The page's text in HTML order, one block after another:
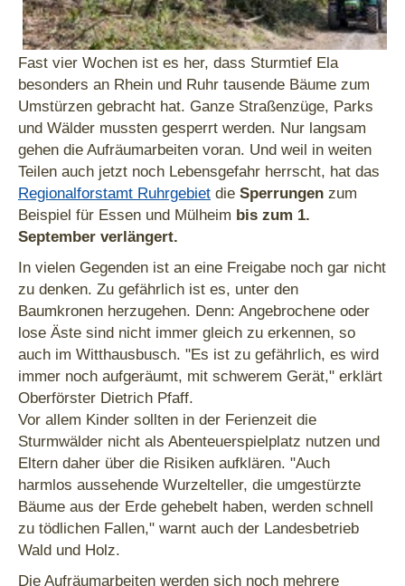
Fast vier Wochen ist es her, dass Sturmtief Ela
besonders an Rhein und Ruhr tausende Bäume zum
Umstürzen gebracht hat. Ganze Straßenzüge, Parks
und Wälder mussten gesperrt werden. Nur langsam
gehen die Aufräumarbeiten voran. Und weil in weiten
Teilen auch jetzt noch Lebensgefahr herrscht, hat das
Regionalforstamt Ruhrgebiet die Sperrungen zum
Beispiel für Essen und Mülheim bis zum 1.
September verlängert.
In vielen Gegenden ist an eine Freigabe noch gar nicht
zu denken. Zu gefährlich ist es, unter den
Baumkronen herzugehen. Denn: Angebrochene oder
lose Äste sind nicht immer gleich zu erkennen, so
auch im Witthausbusch. "Es ist zu gefährlich, es wird
immer noch aufgeräumt, mit schwerem Gerät," erklärt
Oberförster Dietrich Pfaff.
Vor allem Kinder sollten in der Ferienzeit die
Sturmwälder nicht als Abenteuerspielplatz nutzen und
Eltern daher über die Risiken aufklären. "Auch
harmlos aussehende Wurzelteller, die umgestürzte
Bäume aus der Erde gehebelt haben, werden schnell
zu tödlichen Fallen," warnt auch der Landesbetrieb
Wald und Holz.
Die Aufräumarbeiten werden sich noch mehrere